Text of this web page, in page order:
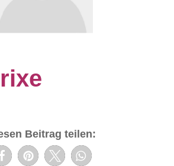
Beitrag teilen: